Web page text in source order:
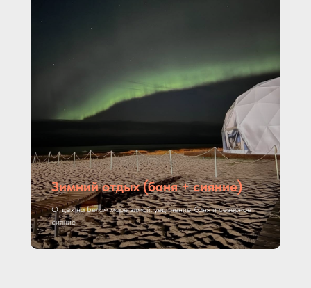
Зимний отдых (баня + сияние)
Отдых на Белом море зимой: уединение, баня и северное
сияние